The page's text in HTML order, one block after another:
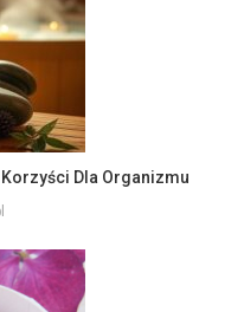
Dla Organizmu